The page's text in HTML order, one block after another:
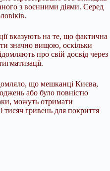
з воєнними діями. Серед
вказують на те, що фактична
значно вищою, оскільки
про свій досвід через
що мешканці Києва,
або було повністю
можуть отримати
тисяч гривень для покриття